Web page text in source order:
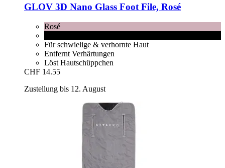
GLOV 3D Nano Glass Foot File, Rosé
Rosé
Für schwielige & verhornte Haut
Entfernt Verhärtungen
Löst Hautschüppchen
CHF 14.55
Zustellung bis 12. August